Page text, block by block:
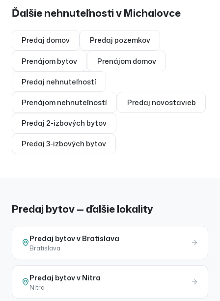
Ďalšie nehnuteľnosti vMichalovce
Predaj domov Predaj pozemkov
Prenájombytov Prenájom domov
Predaj nehnuteľností
Prenájomnehnuteľností Predaj novostavieb
Predaj 2-izbových bytov
Predaj3-izbových bytov
Predaj bytov — ďalšie lokality
Predaj bytovvBratislava
Bratislava
Predaj bytovvNitra
Nitra